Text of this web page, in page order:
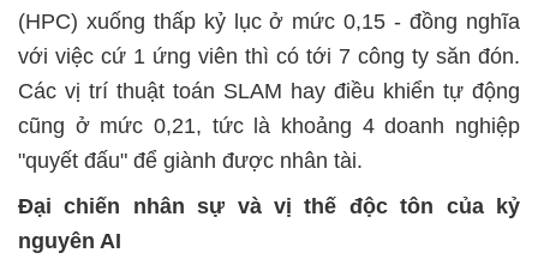
(HPC) xuống thấp kỷ lục ở mức 0,15 - đồng nghĩa
với việc cứ 1 ứng viên thì có tới 7 công ty săn đón.
Các vị trí thuật toán SLAM hay điều khiển tự động
cũng ở mức 0,21, tức là khoảng 4 doanh nghiệp
"quyết đấu" để giành được nhân tài.
Đại chiến nhân sự và vị thế độc tôn của kỷ
nguyên AI